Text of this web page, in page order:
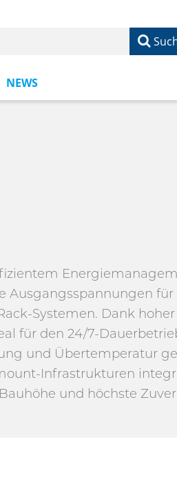
NEWS
Ausgangsspannungen
Systemen. Dank hoher
für den 24/7-
und Übertemperatur
Infrastrukturen
und höchste